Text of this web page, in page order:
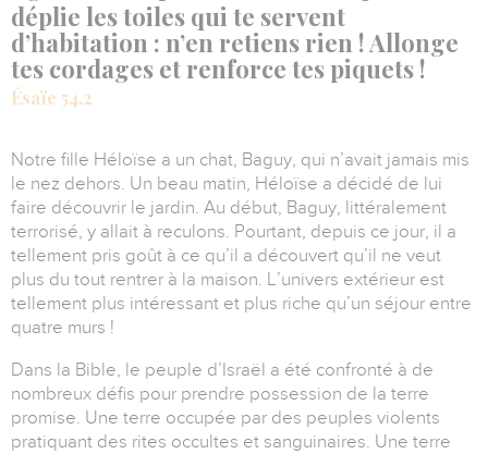
déplie les toiles qui te servent
d’habitation : n’en retiens rien ! Allonge
tes cordages et renforce tes piquets !
Ésaïe 54.2
Notre fille Héloïse a un chat, Baguy, qui n’avait jamais mis
le nez dehors. Un beau matin, Héloïse a décidé de lui
faire découvrir le jardin. Au début, Baguy, littéralement
terrorisé, y allait à reculons. Pourtant, depuis ce jour, il a
tellement pris goût à ce qu’il a découvert qu’il ne veut
plus du tout rentrer à la maison. L’univers extérieur est
tellement plus intéressant et plus riche qu’un séjour entre
quatre murs !
Dans la Bible, le peuple d’Israël a été confronté à de
nombreux défis pour prendre possession de la terre
promise. Une terre occupée par des peuples violents
pratiquant des rites occultes et sanguinaires. Une terre